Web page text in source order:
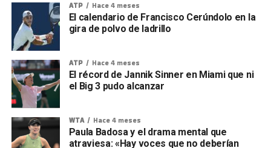
ATP Hace 4 meses
El calendario de Francisco Cerúndolo en la
gira de polvo de ladrillo
ATP Hace 4 meses
El récord de Jannik Sinner en Miami que ni
el Big 3 pudo alcanzar
WTA Hace 4 meses
Paula Badosa y el drama mental que
atraviesa: «Hay voces que no deberían